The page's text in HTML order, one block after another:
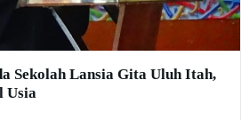
Sekolah Lansia Gita Uluh Itah,
Usia